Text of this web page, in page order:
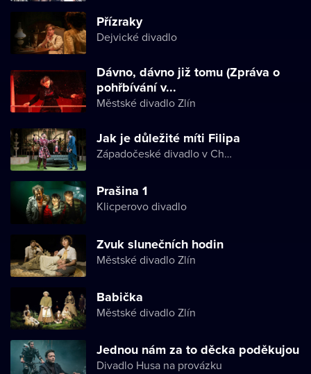
Přízraky
Dejvické divadlo
Dávno, dávno již tomu (Zpráva o
pohřbívání v...
Městské divadlo Zlín
Jak je důležité míti Filipa
Západočeské divadlo v Chebu
Prašina 1
Klicperovo divadlo
Zvuk slunečních hodin
Městské divadlo Zlín
Babička
Městské divadlo Zlín
Jednou nám za to děcka poděkujou
Divadlo Husa na provázku